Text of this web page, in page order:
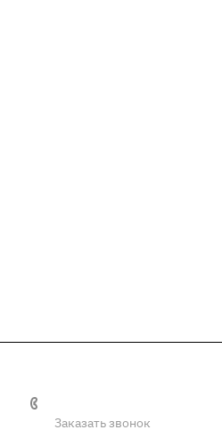
Заказать звонок